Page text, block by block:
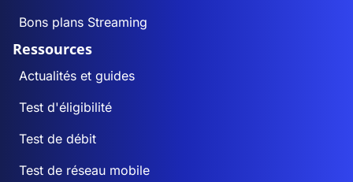
Bons plans Streaming
Ressources
Actualités et guides
Test d'éligibilité
Test de débit
Test de réseau mobile